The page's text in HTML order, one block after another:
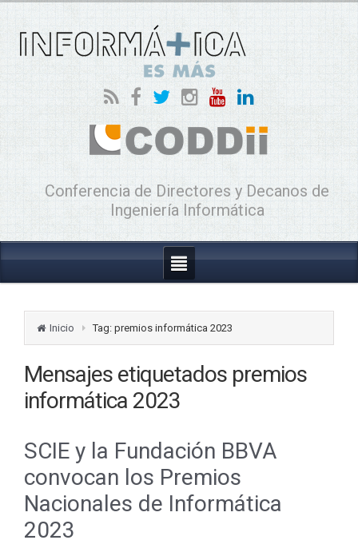
Conferencia de Directores y Decanos de
Ingeniería Informática
Inicio Tag: premios informática 2023
Mensajes etiquetados premios
informática 2023
SCIE y la Fundación BBVA
convocan los Premios
Nacionales de Informática
2023